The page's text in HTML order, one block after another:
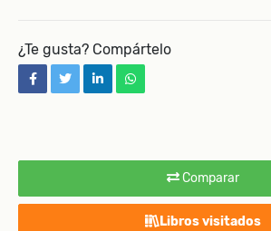
Comparar
Libros visitados
¿Te gusta? Compártelo
facebooktwitterlinkedinwhatsapp